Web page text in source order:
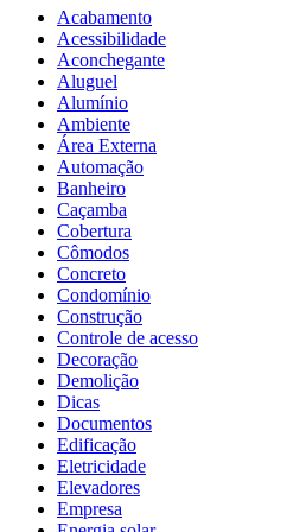
Acabamento
Acessibilidade
Aconchegante
Aluguel
Alumínio
Ambiente
Área Externa
Automação
Banheiro
Caçamba
Cobertura
Cômodos
Concreto
Condomínio
Construção
Controle de acesso
Decoração
Demolição
Dicas
Documentos
Edificação
Eletricidade
Elevadores
Empresa